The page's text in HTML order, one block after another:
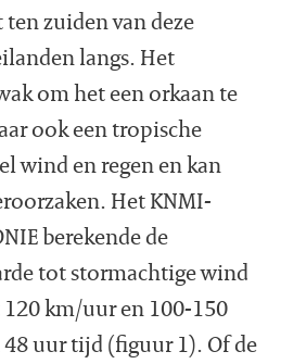
zuiden van deze
langs. Het
om het een orkaan te
ook een tropische
wind en regen en kan
Het KNMI-
berekende de
tot stormachtige wind
km/uur en 100-150
uur tijd (figuur 1). Of de